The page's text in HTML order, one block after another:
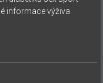
informace výživa